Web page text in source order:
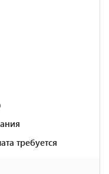
требуется